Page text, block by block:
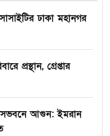
ঢাকা মহানগর
প্রস্থান, গ্রেপ্তার
আগুন: ইমরান